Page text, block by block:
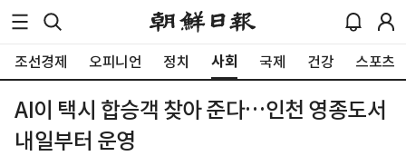
조선경제 오피니언 정치 사회 국제 건강 스포츠
AI이 택시 합승객 찾아 준다…인천 영종도서
내일부터 운영